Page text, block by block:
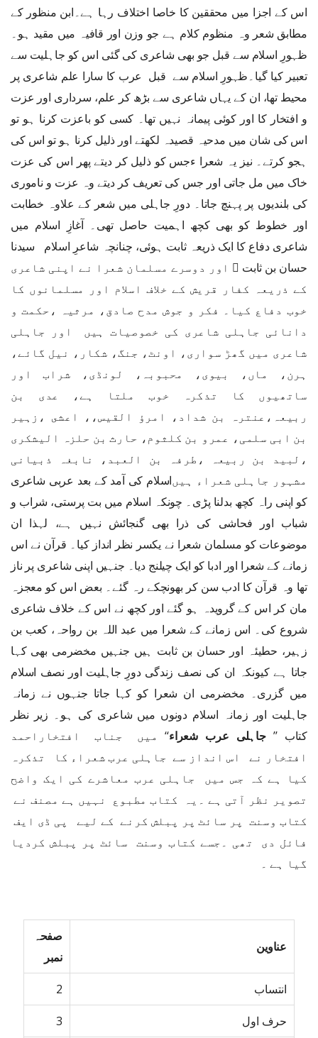
اس کے اجزا میں محققین کا خاصا اختلاف رہا ہے۔ابن منظور کے
مطابق شعر وہ منظوم کلام ہے جو وزن اور قافیہ میں مقید ہو۔
ظہورِ اسلام سے قبل جو بھی شاعری کی گئی اس کو جاہلیت سے
تعبیر کیا گیا۔ظہورِ اسلام سے قبل عرب کا سارا علم شاعری پر
محیط تھا، ان کے یہاں شاعری سے بڑھ کر علم، سرداری اور عزت
و افتخار کا اور کوئی پیمانہ نہیں تھا۔ کسی کو باعزت کرنا ہو تو
اس کی شان میں مدحیہ قصیدہ لکھتے اور ذلیل کرنا ہو تو اس کی
ہجو کرتے۔ نیز یہ شعرا ءجس کو ذلیل کر دیتے پھر اس کی عزت
خاک میں مل جاتی اور جس کی تعریف کر دیتے وہ عزت و ناموری
کی بلندیوں پر پہنچ جاتا۔ دورِ جاہلی میں شعر کے علاوہ خطابت
اور خطوط کو بھی کچھ اہمیت حاصل تھی۔ آغازِ اسلام میں
شاعری دفاع کا ایک ذریعہ ثابت ہوئی، چنانچہ شاعرِ اسلام سیدنا
حسان بن ثابت ﷜ اور دوسرے مسلمان شعرا نے اپنی شاعری
کے ذریعہ کفار قریش کے خلاف اسلام اور مسلمانوں کا
خوب دفاع کیا۔ فکر و جوش مدح صادق، مرثیہ ،حکمت و
دانائی جاہلی شاعری کی خصوصیات ہیں اور جاہلی
شاعری میں گھڑ سواری، اونٹ، جنگ، شکار، نیل گائے،
ہرن، ماں، بیوی، محبوبہ، لونڈی، شراب اور
ساتھیوں کا تذکرہ خوب ملتا ہے، عدی بن
ربیعہ،عنترہ بن شداد، امرؤ القیس،، اعشى ،زہیر
بن ابی سلمی، عمرو بن کلثوم، حارث بن حلزہ الیشکری
،لبید بن ربیعہ ،طرفہ بن العبد، نابغہ ذبیانی
مشہور جاہلی شعراء ہیںاسلام کی آمد کے بعد عربی شاعری
کو اپنی راہ کچھ بدلنا پڑی۔ چونکہ اسلام میں بت پرستی، شراب و
شباب اور فحاشی کی ذرا بھی گنجائش نہیں ہے، لہذا ان
موضوعات کو مسلمان شعرا نے یکسر نظر انداز کیا۔ قرآن نے اس
زمانے کے شعرا اور ادبا کو ایک چیلنج دیا۔ جنہیں اپنی شاعری پر ناز
تھا وہ قرآن کا ادب سن کر بھونچکے رہ گئے۔ بعض اس کو معجزہ
مان کر اس کے گرویدہ ہو گئے اور کچھ نے اس کے خلاف شاعری
شروع کی۔ اس زمانے کے شعرا میں عبد اللہ بن رواحہ، کعب بن
زہیر، حطیئہ اور حسان بن ثابت ہیں جنہیں مخضرمی بھی کہا
جاتا ہے کیونکہ ان کی نصف زندگی دورِ جاہلیت اور نصف اسلام
میں گزری۔ مخضرمی ان شعرا کو کہا جاتا جنہوں نے زمانہ
جاہلیت اور زمانہ اسلام دونوں میں شاعری کی ہو۔ زیر نظر
کتاب ’’جاہلی عرب شعراء‘‘ میں جناب افتخاراحمد
افتخار نے اس انداز سے جاہلی عرب شعراء کا تذکرہ
کیا ہے کہ جس میں جاہلی عرب معاشرے کی ایک واضح
تصویر نظر آتی ہے ۔یہ کتاب مطبوع نہیں ہے مصنف نے
کتاب وسنت پر سائٹ پر پبلش کرنے کے لیے پی ڈی ایف
فائل دی تھی ۔جسے کتاب وسنت سائٹ پر پبلش کردیا
گیا ہے ۔
عناوین
صفحہ
نمبر
انتساب 2
حرف اول 3